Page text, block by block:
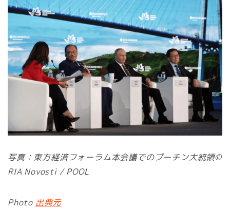
写真：東方経済フォーラム本会議でのプーチン大統領©
RIA Novosti / POOL
Photo 出典元